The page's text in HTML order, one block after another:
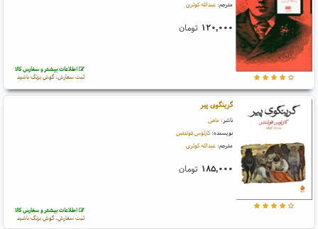
مترجم: عبدالله کوثری
۱۲۰,۰۰۰ تومان
اطلاعات بیشتر و سفارش کالا
ثبت سفارش، گوش بزنگ باشید
گرینگوی پیر
ناشر: ماهی
نویسنده: کارلوس فوئنتس
مترجم: عبدالله کوثری
۱۸۵,۰۰۰ تومان
اطلاعات بیشتر و سفارش کالا
ثبت سفارش، گوش بزنگ باشید